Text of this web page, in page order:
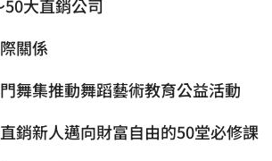
大直銷公司
關係
舞集推動舞蹈藝術教育公益活動
銷新人邁向財富自由的50堂必修課